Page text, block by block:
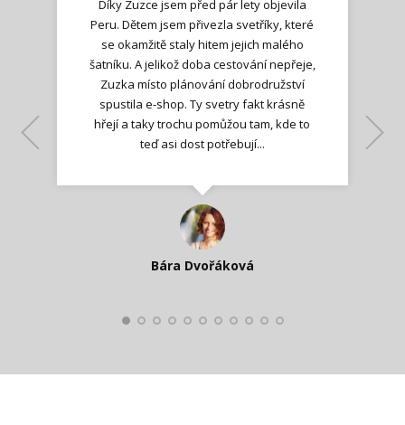
Díky Zuzce jsem před pár lety objevila
Peru. Dětem jsem přivezla svetříky, které
se okamžitě staly hitem jejich malého
šatníku. A jelikož doba cestování nepřeje,
Zuzka místo plánování dobrodružství
spustila e-shop. Ty svetry fakt krásně
hřejí a taky trochu pomůžou tam, kde to
teď asi dost potřebují...
Bára Dvořáková
Jana T.
Kateřina Veleta Štěpánová
Ilona M.
Lenka K.
Nadšená zpráva
Katka Perháčová
Smolková
Lenka K.